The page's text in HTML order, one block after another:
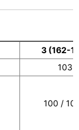
3 (162-
103
100 /